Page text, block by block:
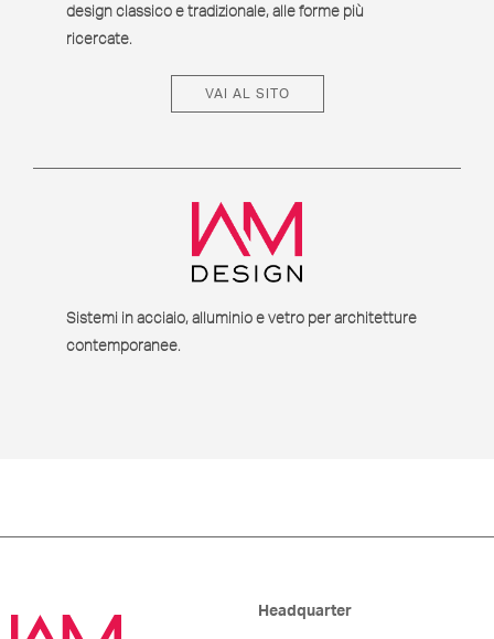
design classico e tradizionale, alle forme più
ricercate.
VAI AL SITO
Sistemi in acciaio, alluminio e vetro per architetture
contemporanee.
Headquarter